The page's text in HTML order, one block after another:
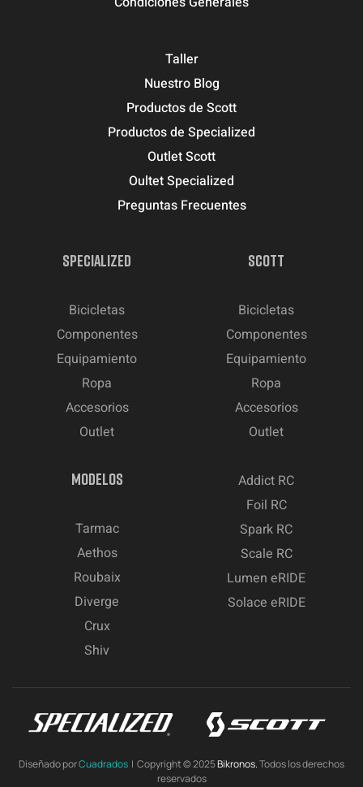
Taller
Nuestro Blog
Productos de Scott
Productos de Specialized
Outlet Scott
Oultet Specialized
Preguntas Frecuentes
SPECIALIZED
Bicicletas
Componentes
Equipamiento
Ropa
Accesorios
Outlet
SCOTT
Bicicletas
Componentes
Equipamiento
Ropa
Accesorios
Outlet
MODELOS
Tarmac
Aethos
Roubaix
Diverge
Crux
Shiv
Addict RC
Foil RC
Spark RC
Scale RC
Lumen eRIDE
Solace eRIDE
Diseñado porCuadrados | Copyright © 2025Bikronos.Todos los derechos
reservados